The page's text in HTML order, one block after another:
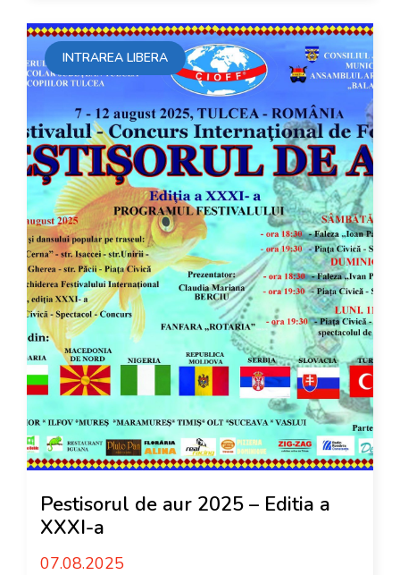
INTRAREA LIBERA
Pestisorul de aur 2025 – Editia a
XXXI-a
07.08.2025